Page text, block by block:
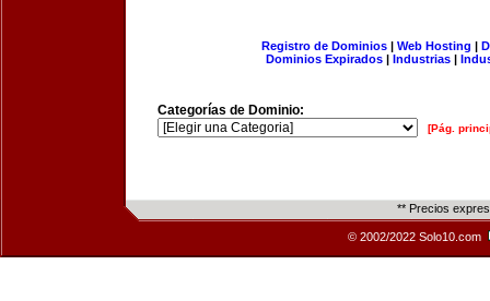
Registro de Dominios| Web Hosting |
Dominios Expirados | Industrias |
Categorías de Dominio:
[Pág.
** Precios
© 2002/2022 Solo10.com